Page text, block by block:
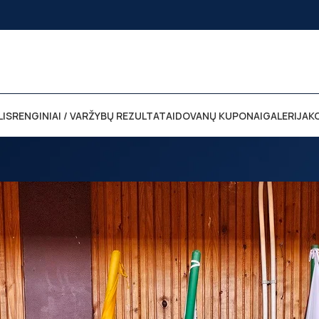
RENGINIAI / VARŽYBŲ REZULTATAIDOVANŲ KUPONAIGALERIJA